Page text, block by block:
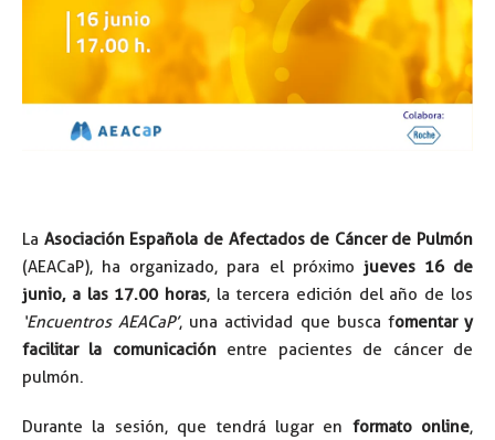
La Asociación Española de Afectados de Cáncer de Pulmón
(AEACaP), ha organizado, para el próximo jueves 16 de
junio, a las 17.00 horas, la tercera edición del año de los
‘Encuentros AEACaP’, una actividad que busca fomentar y
facilitar la comunicaciónentre pacientes de cáncer de
pulmón.
Durante la sesión, que tendrá lugar en formato online,